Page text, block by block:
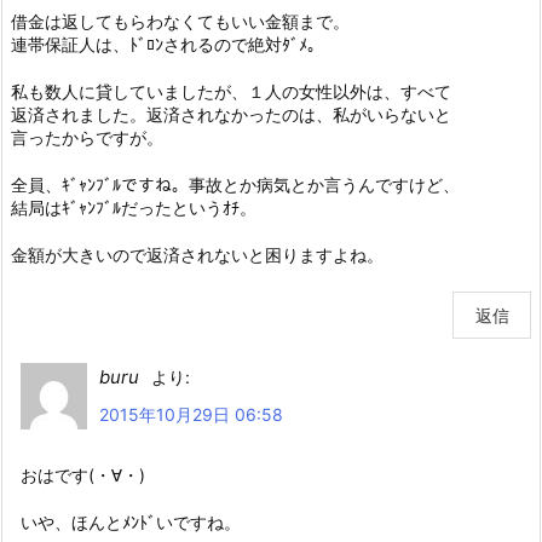
借金は返してもらわなくてもいい金額まで。
連帯保証人は、ﾄﾞﾛﾝされるので絶対ﾀﾞﾒ。
私も数人に貸していましたが、１人の女性以外は、すべて
返済されました。返済されなかったのは、私がいらないと
言ったからですが。
全員、ｷﾞｬﾝﾌﾞﾙですね。事故とか病気とか言うんですけど、
結局はｷﾞｬﾝﾌﾞﾙだったというｵﾁ。
金額が大きいので返済されないと困りますよね。
返信
buru
より:
2015年10月29日 06:58
おはです(・∀・)
いや、ほんとﾒﾝﾄﾞいですね。